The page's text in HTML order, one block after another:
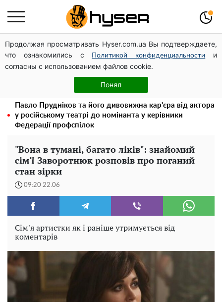
Продолжая просматривать Hyser.com.ua Вы подтверждаете,
что ознакомились с
Политикой конфиденциальности
и
согласны с использованием файлов cookie.
Понял
Чи може Поштова площа стати головною точкою
входу до історичного Києва
Дрони із націнкою: Олександр Конотопський вивів
мільйони оборонного бюджету через фіктивну фірму в
Павло Прудніков та його дивовижна кар'єра від актора
у російському театрі до номінанта у керівники
Федерації профспілок
"Вона в тумані, багато ліків": знайомий
сім'ї Заворотнюк розповів про поганий
стан зірки
09:20 22.06
Сім'я артистки як і раніше утримується від
коментарів